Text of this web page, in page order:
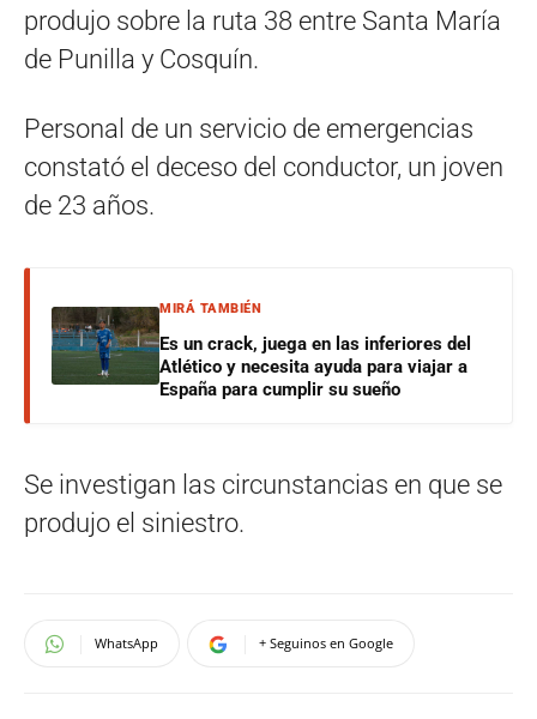
produjo sobre la ruta 38 entre Santa María
de Punilla y Cosquín.
Personal de un servicio de emergencias
constató el deceso del conductor, un joven
de 23 años.
MIRÁ TAMBIÉN
Es un crack, juega en las inferiores del
Atlético y necesita ayuda para viajar a
España para cumplir su sueño
Se investigan las circunstancias en que se
produjo el siniestro.
WhatsApp + Seguinos en Google